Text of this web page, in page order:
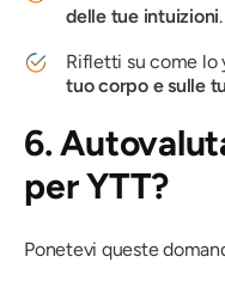
delle tue intuizioni.
Rifletti su come lo
tuo corpo e sulle
6.
per YTT?
Ponetevi queste